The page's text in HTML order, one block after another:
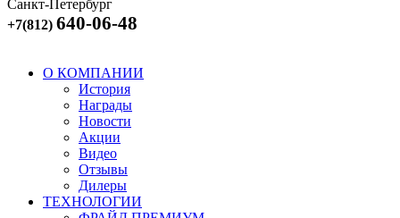
Санкт-Петербург
+7(812) 640-06-48
О КОМПАНИИ
История
Награды
Новости
Акции
Видео
Отзывы
Дилеры
ТЕХНОЛОГИИ